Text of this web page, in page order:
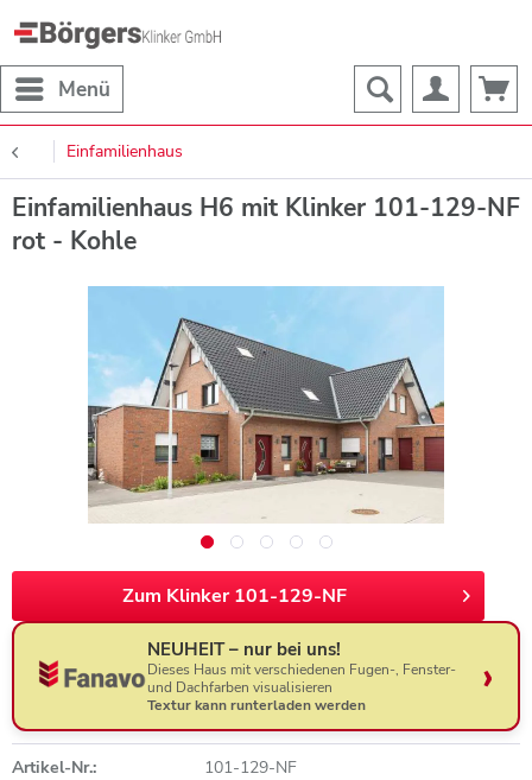
Menü
Einfamilienhaus
Einfamilienhaus H6 mit Klinker 101-129-NF
rot - Kohle
Zum Klinker 101-129-NF
NEUHEIT – nur bei uns!
Dieses Haus mit verschiedenen Fugen-, Fenster-
und Dachfarben visualisieren
Textur kann runterladen werden
Artikel-Nr.: 101-129-NF